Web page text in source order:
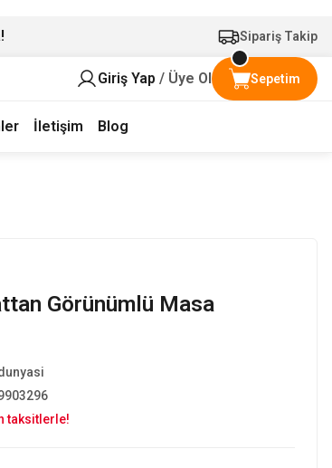
Sipariş Takip
Giriş Yap / Üye Ol Sepetim
İletişim Blog
Görünümlü Masa
taksitlerle!